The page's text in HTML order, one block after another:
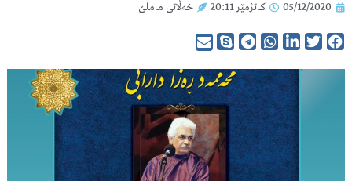
05/12/2020 کاتژمێر 20:11 خەڵاتی ماملێ